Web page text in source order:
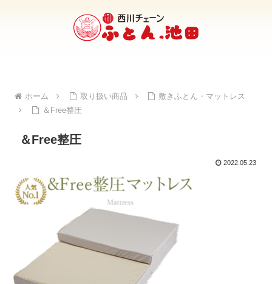
ホーム 取り扱い商品
敷きふとん・マットレス
＆Free整圧
＆Free整圧
2022.05.23